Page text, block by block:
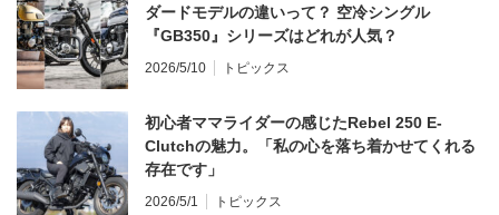
ダードモデルの違いって？ 空冷シングル
『GB350』シリーズはどれが人気？
2026/5/10 トピックス
初心者ママライダーの感じたRebel 250 E-
Clutchの魅力。「私の心を落ち着かせてくれる
存在です」
2026/5/1 トピックス